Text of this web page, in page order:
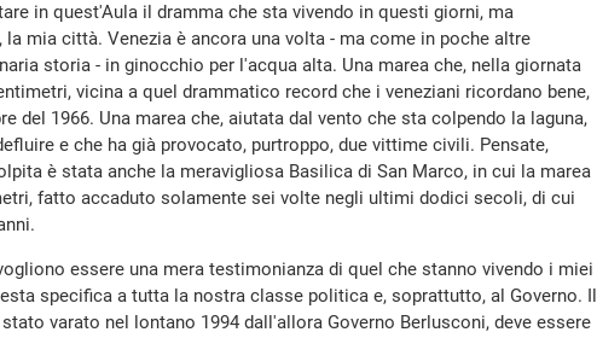
in quest'Aula il dramma che sta vivendo in questi giorni, ma
mia città. Venezia è ancora una volta - ma come in poche altre
storia - in ginocchio per l'acqua alta. Una marea che, nella giornata
vicina a quel drammatico record che i veneziani ricordano bene,
del 1966. Una marea che, aiutata dal vento che sta colpendo la laguna,
e che ha già provocato, purtroppo, due vittime civili. Pensate,
è stata anche la meravigliosa Basilica di San Marco, in cui la marea
fatto accaduto solamente sei volte negli ultimi dodici secoli, di cui
essere una mera testimonianza di quel che stanno vivendo i miei
specifica a tutta la nostra classe politica e, soprattutto, al Governo. Il
varato nel lontano 1994 dall'allora Governo Berlusconi, deve essere